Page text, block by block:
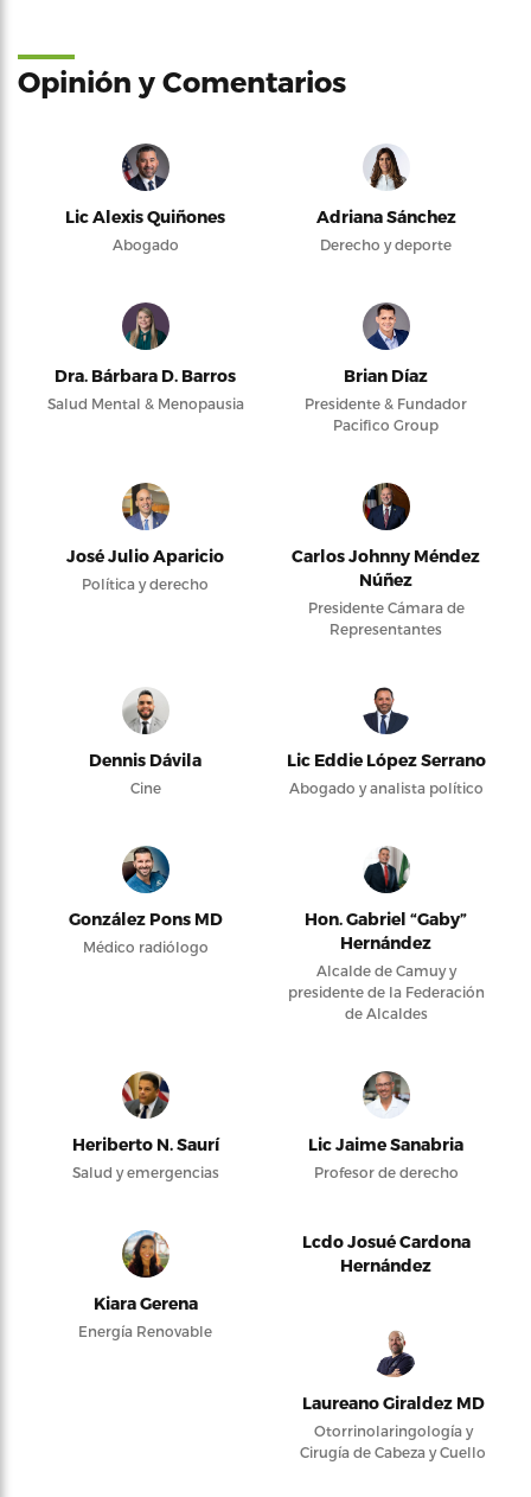
Opinión y Comentarios
Lic Alexis Quiñones
Abogado
Adriana Sánchez
Derecho y deporte
Dra. Bárbara D. Barros
Salud Mental & Menopausia
Brian Díaz
Presidente & Fundador
Pacifico Group
José Julio Aparicio
Política y derecho
Carlos Johnny Méndez
Núñez
Presidente Cámara de
Representantes
Dennis Dávila
Cine
Lic Eddie López Serrano
Abogado y analista político
González Pons MD
Médico radiólogo
Hon. Gabriel “Gaby”
Hernández
Alcalde de Camuy y
presidente de la Federación
de Alcaldes
Heriberto N. Saurí
Salud y emergencias
Lic Jaime Sanabria
Profesor de derecho
Kiara Gerena
Energía Renovable
Lcdo Josué Cardona
Hernández
Laureano Giraldez MD
Otorrinolaringología y
Cirugía de Cabeza y Cuello